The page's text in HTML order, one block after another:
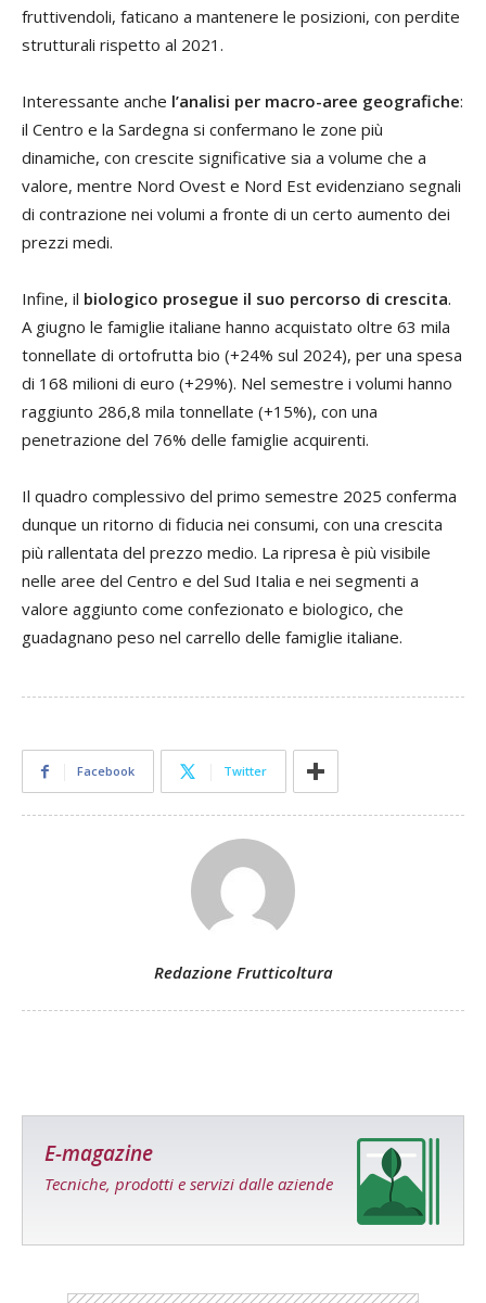
fruttivendoli, faticano a mantenere le posizioni, con perdite
strutturali rispetto al 2021.
Interessante anche l’analisi per macro-aree geografiche:
il Centro e la Sardegna si confermano le zone più
dinamiche, con crescite significative sia a volume che a
valore, mentre Nord Ovest e Nord Est evidenziano segnali
di contrazione nei volumi a fronte di un certo aumento dei
prezzi medi.
Infine, il biologico prosegue il suo percorso di crescita.
A giugno le famiglie italiane hanno acquistato oltre 63 mila
tonnellate di ortofrutta bio (+24% sul 2024), per una spesa
di 168 milioni di euro (+29%). Nel semestre i volumi hanno
raggiunto 286,8 mila tonnellate (+15%), con una
penetrazione del 76% delle famiglie acquirenti.
Il quadro complessivo del primo semestre 2025 conferma
dunque un ritorno di fiducia nei consumi, con una crescita
più rallentata del prezzo medio. La ripresa è più visibile
nelle aree del Centro e del Sud Italia e nei segmenti a
valore aggiunto come confezionato e biologico, che
guadagnano peso nel carrello delle famiglie italiane.
Facebook Twitter
Redazione Frutticoltura
E-magazine
Tecniche, prodotti e servizi dalle aziende